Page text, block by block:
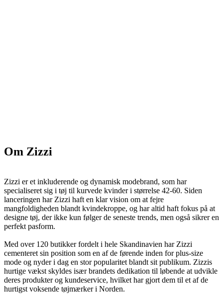
Om Zizzi
Zizzi er et inkluderende og dynamisk modebrand, som har
specialiseret sig i tøj til kurvede kvinder i størrelse 42-60. Siden
lanceringen har Zizzi haft en klar vision om at fejre
mangfoldigheden blandt kvindekroppe, og har altid haft fokus på at
designe tøj, der ikke kun følger de seneste trends, men også sikrer en
perfekt pasform.
Med over 120 butikker fordelt i hele Skandinavien har Zizzi
cementeret sin position som en af de førende inden for plus-size
mode og nyder i dag en stor popularitet blandt sit publikum. Zizzis
hurtige vækst skyldes især brandets dedikation til løbende at udvikle
deres produkter og kundeservice, hvilket har gjort dem til et af de
hurtigst voksende tøjmærker i Norden.